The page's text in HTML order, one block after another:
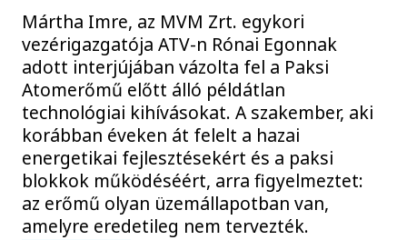
Mártha Imre, az MVM Zrt. egykori
vezérigazgatója ATV-n Rónai Egonnak
adott interjújában vázolta fel a Paksi
Atomerőmű előtt álló példátlan
technológiai kihívásokat. A szakember, aki
korábban éveken át felelt a hazai
energetikai fejlesztésekért és a paksi
blokkok működéséért, arra figyelmeztet:
az erőmű olyan üzemállapotban van,
amelyre eredetileg nem tervezték.